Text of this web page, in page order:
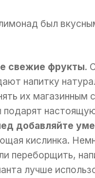
был
свежие фрукты.
напитку
их магазинным
подарят
добавляйте
кислинка.
переборщить,
лучше